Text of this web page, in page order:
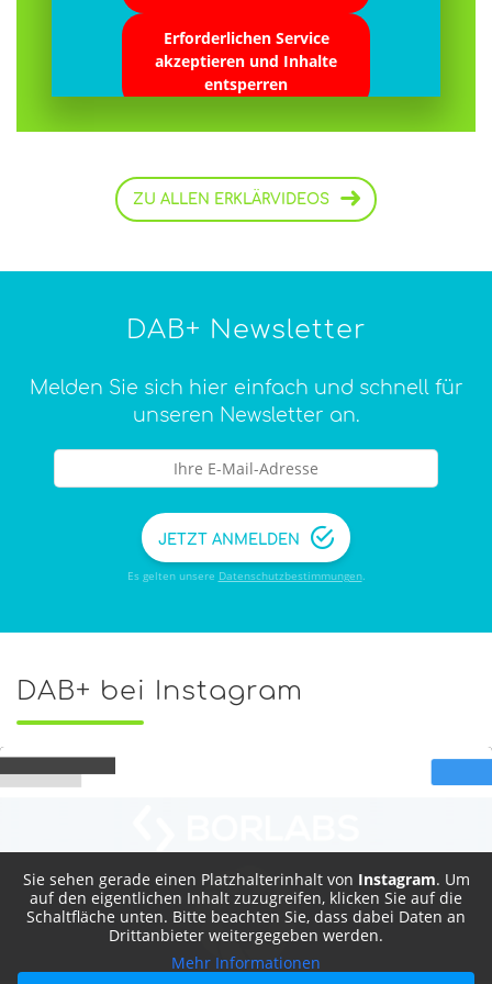
Erforderlichen Service
akzeptieren und Inhalte
entsperren
ZU ALLEN ERKLÄRVIDEOS
DAB+ Newsletter
Melden Sie sich hier einfach und schnell für
unseren Newsletter an.
JETZT ANMELDEN
Es gelten unsere Datenschutzbestimmungen.
DAB+ bei Instagram
Sie sehen gerade einen Platzhalterinhalt von Instagram. Um
auf den eigentlichen Inhalt zuzugreifen, klicken Sie auf die
Schaltfläche unten. Bitte beachten Sie, dass dabei Daten an
Drittanbieter weitergegeben werden.
Mehr Informationen